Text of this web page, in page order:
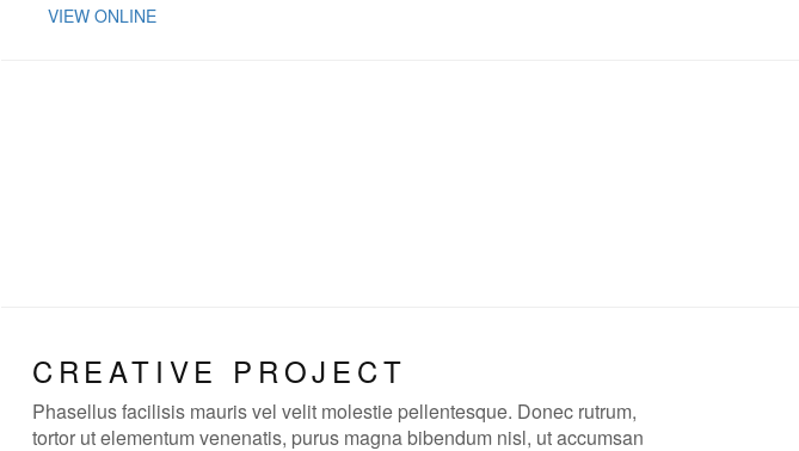
VIEW ONLINE
CREATIVE PROJECT
Phasellus facilisis mauris vel velit molestie pellentesque. Donec rutrum,
tortor ut elementum venenatis, purus magna bibendum nisl, ut accumsan